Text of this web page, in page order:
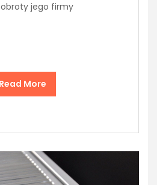
obroty jego firmy
Read More